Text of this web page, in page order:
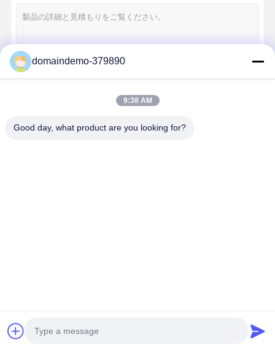
注射型製品
Dongguan Yige Plastic Products Co., LTD. All Rights Reserved.
domaindemo-379890
9:38 AM
Good day, what product are you looking for?